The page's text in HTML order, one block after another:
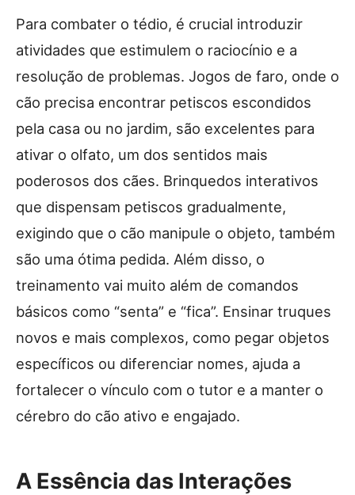
Para combater o tédio, é crucial introduzir
atividades que estimulem o raciocínio e a
resolução de problemas. Jogos de faro, onde o
cão precisa encontrar petiscos escondidos
pela casa ou no jardim, são excelentes para
ativar o olfato, um dos sentidos mais
poderosos dos cães. Brinquedos interativos
que dispensam petiscos gradualmente,
exigindo que o cão manipule o objeto, também
são uma ótima pedida. Além disso, o
treinamento vai muito além de comandos
básicos como “senta” e “fica”. Ensinar truques
novos e mais complexos, como pegar objetos
específicos ou diferenciar nomes, ajuda a
fortalecer o vínculo com o tutor e a manter o
cérebro do cão ativo e engajado.
A Essência das Interações